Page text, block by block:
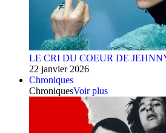
LE CRI DU COEUR DE
22 janvier 2026
Chroniques
ChroniquesVoir plus